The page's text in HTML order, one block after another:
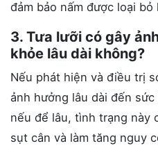
đảm bảo nấm được loại bỏ
3. Tưa lưỡi có gây
khỏe lâu dài không?
Nếu phát hiện và điều trị
ảnh hưởng lâu dài đến
nếu để lâu, tình trạng này
sụt cân và làm tăng nguy